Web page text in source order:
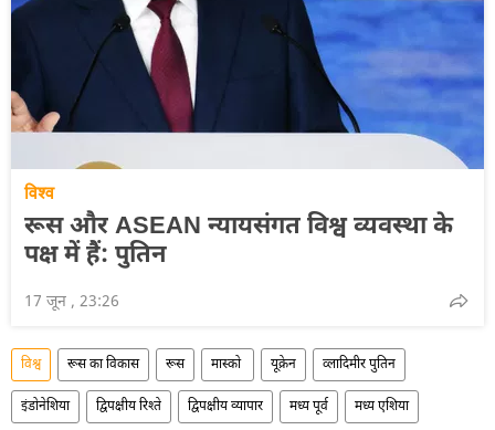
विश्व
रूस और ASEAN न्‍यायसंगत विश्व व्यवस्था के
पक्ष में हैं: पुतिन
17 जून , 23:26
विश्व रूस का विकास रूस मास्को यूक्रेन व्लादिमीर पुतिन
इंडोनेशिया द्विपक्षीय रिश्ते द्विपक्षीय व्यापार मध्य पूर्व मध्य एशिया